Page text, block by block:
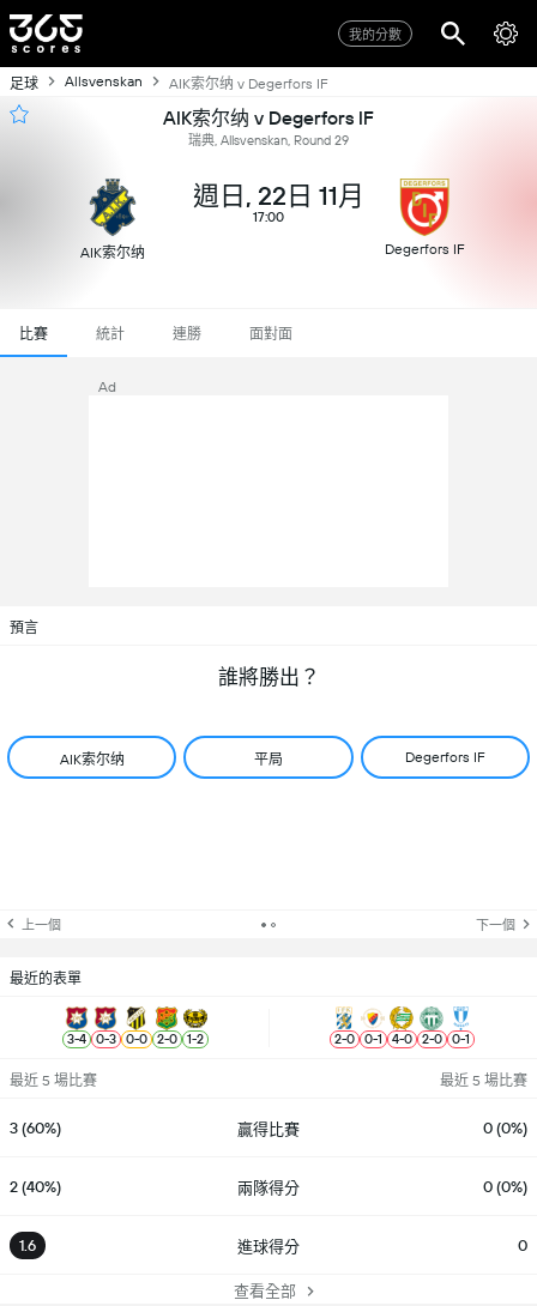
我的分數
足球 Allsvenskan AIK索尔纳 v Degerfors IF
AIK索尔纳 v Degerfors IF
瑞典, Allsvenskan, Round 29
AIK索尔纳
週日, 22日 11月
17:00
Degerfors IF
比賽 統計 連勝 面對面
Ad
預言
誰將勝出？
AIK索尔纳 平局 Degerfors IF
上一個 下一個
最近的表單
3-4 0-3 0-0 2-0 1-2 2-0 0-1 4-0 2-0 0-1
最近 5 場比賽 最近 5 場比賽
3 (60%) 贏得比賽 0 (0%)
2 (40%) 兩隊得分 0 (0%)
1.6 進球得分 0
查看全部